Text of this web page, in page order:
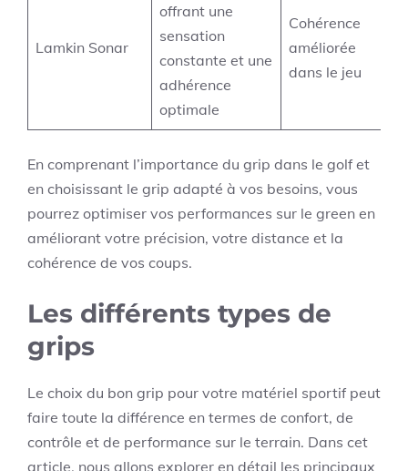
Lamkin Sonar
offrant une
sensation
constante et une
adhérence
optimale
Cohérence
améliorée
dans le jeu
En comprenant l’importance du grip dans le golf et
en choisissant le grip adapté à vos besoins, vous
pourrez optimiser vos performances sur le green en
améliorant votre précision, votre distance et la
cohérence de vos coups.
Les différents types de
grips
Le choix du bon grip pour votre matériel sportif peut
faire toute la différence en termes de confort, de
contrôle et de performance sur le terrain. Dans cet
article, nous allons explorer en détail les principaux